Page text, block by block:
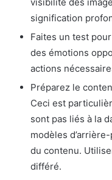
visibilité des
signification
Faites un test
des émotions
actions
Préparez le
Ceci est
sont pas liés à la
modèles
du contenu.
différé.